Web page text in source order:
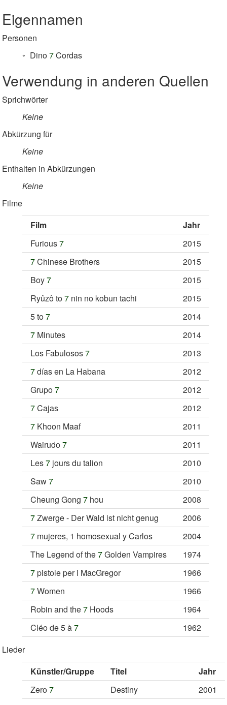
Eigennamen
Personen
Dino7Cordas
Verwendung in anderen Quellen
Sprichwörter
Keine
Abkürzung für
Keine
Enthalten in Abkürzungen
Keine
Filme
Film
Jahr
Furious7
2015
7Chinese Brothers
2015
Boy7
2015
Ryûzô to7 nin no kobun tachi
2015
5 to7
2014
7 Minutes
2014
Los Fabulosos7
2013
7días en La Habana
2012
Grupo7
2012
7Cajas
2012
7 Khoon Maaf
2011
Wairudo7
2011
Les7 jours du talion
2010
Saw7
2010
Cheung Gong 7 hou
2008
7Zwerge - Der Wald ist nicht genug
2006
7 mujeres, 1 homosexual y Carlos
2004
The Legend of the7Golden Vampires
1974
7pistole per i MacGregor
1966
7Women
1966
Robin and the7 Hoods
1964
Cléo de 5 à7
1962
Lieder
Künstler/Gruppe
Titel
Jahr
Zero7 Destiny
2001